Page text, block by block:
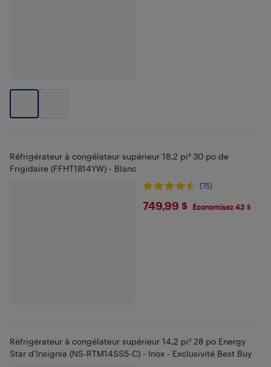
Réfrigérateur à congélateur supérieur 18,2 pi³ 30 po de
Frigidaire (FFHT1814YW) - Blanc
(75)
$749.99
749,99 $ Économisez 43 $
Réfrigérateur à congélateur supérieur 14,2 pi³ 28 po Energy
Star d'Insignia (NS-RTM14SS5-C) - Inox - Exclusivité Best Buy